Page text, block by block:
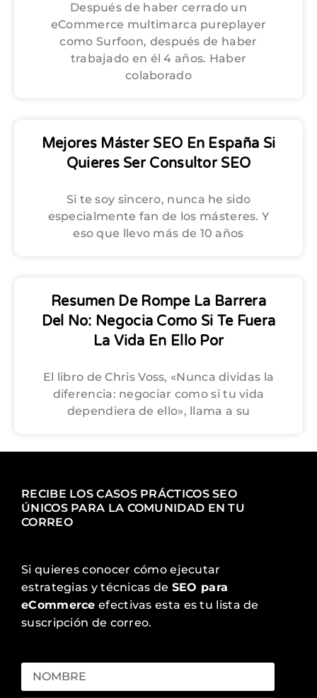
Después de haber cerrado un
eCommerce multimarca pureplayer
como Surfoon, después de haber
trabajado en él 4 años. Haber
colaborado
Mejores Máster SEO En España Si
Quieres Ser Consultor SEO
Si te soy sincero, nunca he sido
especialmente fan de los másteres. Y
eso que llevo más de 10 años
Resumen De Rompe La Barrera
Del No: Negocia Como Si Te Fuera
La Vida En Ello Por
El libro de Chris Voss, «Nunca dividas la
diferencia: negociar como si tu vida
dependiera de ello», llama a su
RECIBE LOS CASOS PRÁCTICOS SEO
ÚNICOS PARA LA COMUNIDAD EN TU
CORREO
Si quieres conocer cómo ejecutar
estrategias y técnicas de SEO para
eCommerce efectivas esta es tu lista de
suscripción de correo.